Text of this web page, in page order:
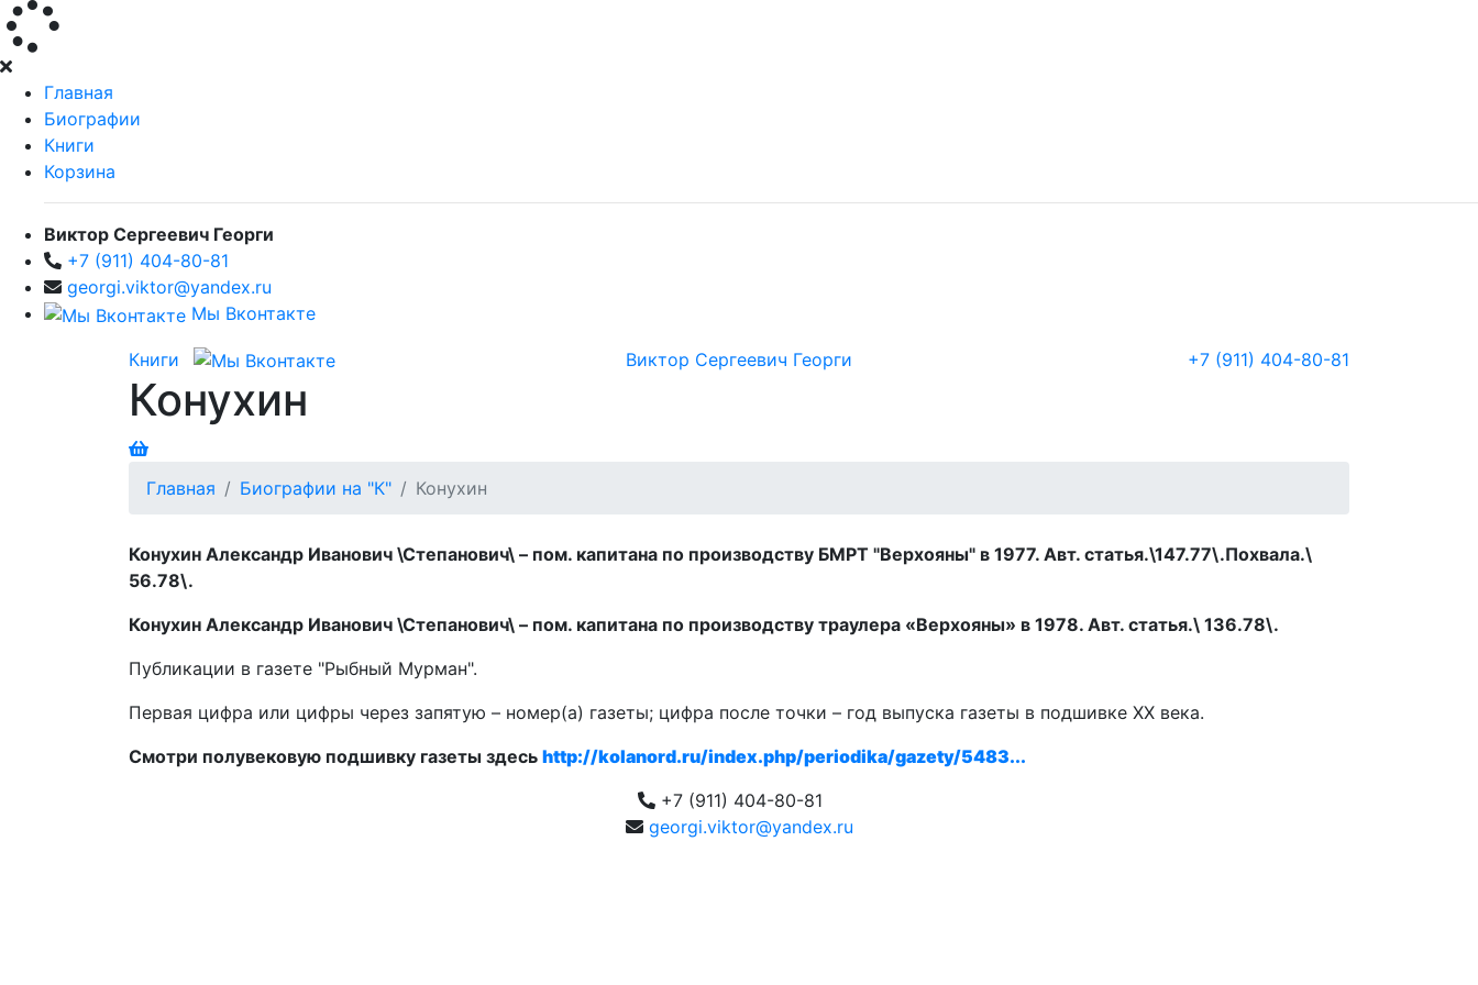
Главная
Биографии
Книги
Корзина
Виктор Сергеевич Георги
+7 (911) 404-80-81
georgi.viktor@yandex.ru
Мы Вконтакте
Книги Виктор Сергеевич Георги +7 (911) 404-80-81
Конухин
Главная Биографии на "К" Конухин
Конухин Александр Иванович \Степанович\ – пом. капитана по производству БМРТ "Верхояны" в 1977. Авт. статья.\147.77\.Похвала.\
56.78\.
Конухин Александр Иванович \Степанович\ – пом. капитана по производству траулера «Верхояны» в 1978. Авт. статья.\ 136.78\.
Публикации в газете "Рыбный Мурман".
Первая цифра или цифры через запятую – номер(а) газеты; цифра после точки – год выпуска газеты в подшивке ХХ века.
Смотри полувековую подшивку газеты здесь http://kolanord.ru/index.php/periodika/gazety/5483...
+7 (911) 404-80-81
georgi.viktor@yandex.ru